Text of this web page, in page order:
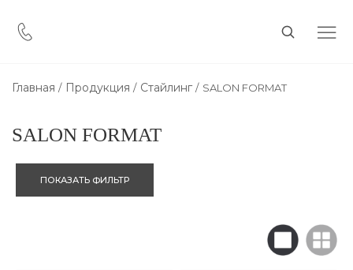
Главная Продукция Стайлинг SALON FORMAT
SALON FORMAT
ПОКАЗАТЬ ФИЛЬТР